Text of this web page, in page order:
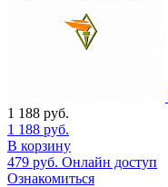
1 188 руб.
1 188 руб.
В корзину
479 руб. Онлайн доступ
Ознакомиться